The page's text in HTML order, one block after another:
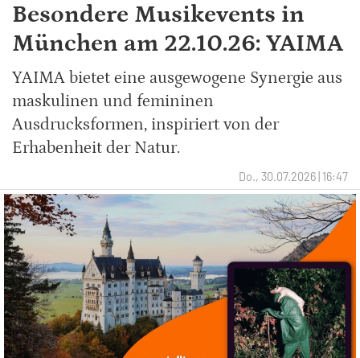
Besondere Musikevents in
München am 22.10.26: YAIMA
YAIMA bietet eine ausgewogene Synergie aus
maskulinen und femininen
Ausdrucksformen, inspiriert von der
Erhabenheit der Natur.
Do., 30.07.2026 | 16:47